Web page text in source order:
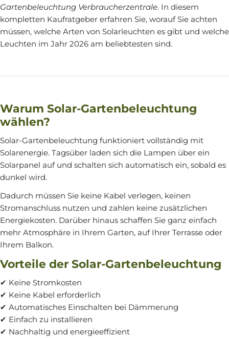
Gartenbeleuchtung Verbraucherzentrale. In diesem
kompletten Kaufratgeber erfahren Sie, worauf Sie achten
müssen, welche Arten von Solarleuchten es gibt und welche
Leuchten im Jahr 2026 am beliebtesten sind.
Warum Solar-Gartenbeleuchtung
wählen?
Solar-Gartenbeleuchtung funktioniert vollständig mit
Solarenergie. Tagsüber laden sich die Lampen über ein
Solarpanel auf und schalten sich automatisch ein, sobald es
dunkel wird.
Dadurch müssen Sie keine Kabel verlegen, keinen
Stromanschluss nutzen und zahlen keine zusätzlichen
Energiekosten. Darüber hinaus schaffen Sie ganz einfach
mehr Atmosphäre in Ihrem Garten, auf Ihrer Terrasse oder
Ihrem Balkon.
Vorteile der Solar-Gartenbeleuchtung
✔ Keine Stromkosten
✔ Keine Kabel erforderlich
✔ Automatisches Einschalten bei Dämmerung
✔ Einfach zu installieren
✔ Nachhaltig und energieeffizient